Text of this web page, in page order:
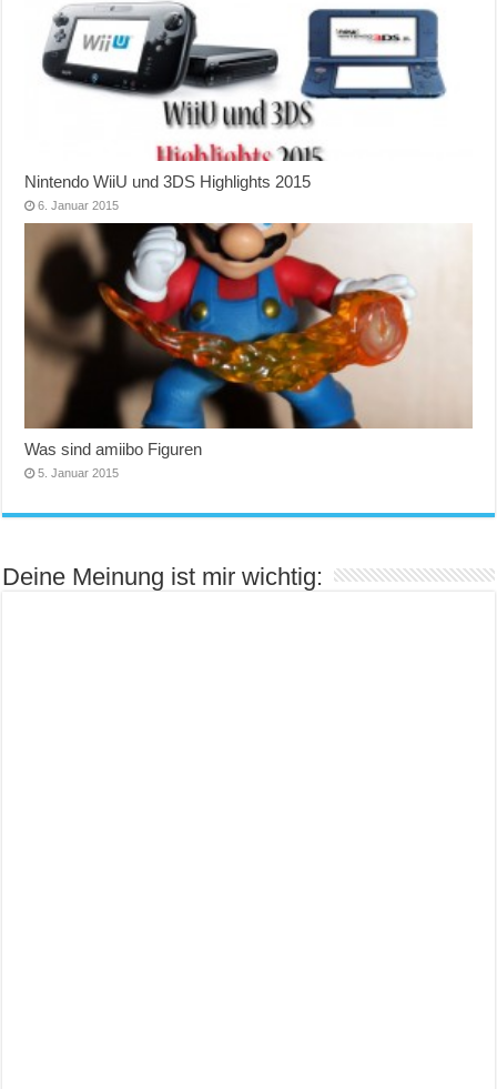
Nintendo WiiU und 3DS Highlights 2015
6. Januar 2015
Was sind amiibo Figuren
5. Januar 2015
Deine Meinung ist mir wichtig: